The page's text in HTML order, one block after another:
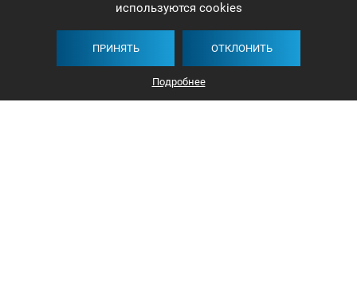
используются cookies
ПРИНЯТЬ ОТКЛОНИТЬ
Подробнее